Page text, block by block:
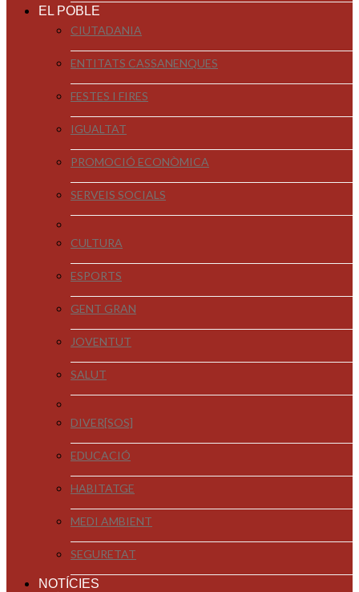
EL POBLE
CIUTADANIA
ENTITATS CASSANENQUES
FESTES I FIRES
IGUALTAT
PROMOCIÓ ECONÒMICA
SERVEIS SOCIALS
CULTURA
ESPORTS
GENT GRAN
JOVENTUT
SALUT
DIVER[SOS]
EDUCACIÓ
HABITATGE
MEDI AMBIENT
SEGURETAT
NOTÍCIES